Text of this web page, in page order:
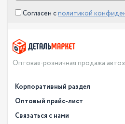
Согласен сполитикой
Оптовая-розничная продажа
Корпоративный раздел
Новости
О компании
Оптовый прайс-лист
Связаться с нами